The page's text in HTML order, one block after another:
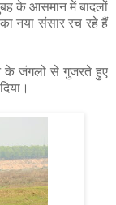
के आसमान में बादलों
नया संसार रच रहे हैं
के जंगलों से गुजरते हुए